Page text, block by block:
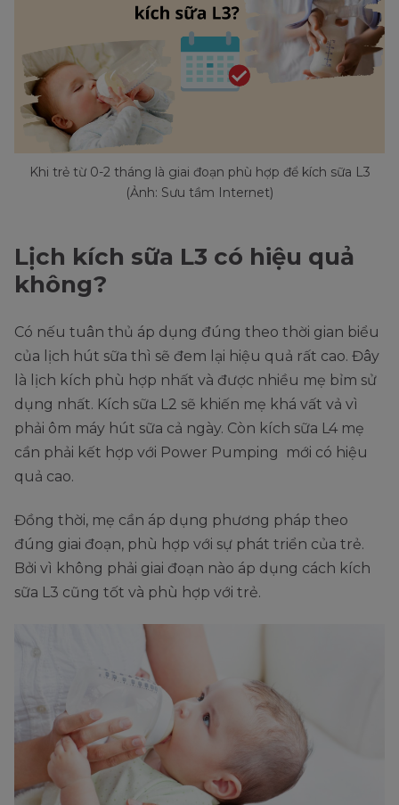
Khi trẻ từ 0-2 tháng là giai đoạn phù hợp để kích sữa L3
(Ảnh: Sưu tầm Internet)
Lịch kích sữa L3 có hiệu quả
không?
Có nếu tuân thủ áp dụng đúng theo thời gian biểu
của lịch hút sữa thì sẽ đem lại hiệu quả rất cao. Đây
là lịch kích phù hợp nhất và được nhiều mẹ bỉm sử
dụng nhất. Kích sữa L2 sẽ khiến mẹ khá vất vả vì
phải ôm máy hút sữa cả ngày. Còn kích sữa L4 mẹ
cần phải kết hợp với Power Pumping mới có hiệu
quả cao.
Đồng thời, mẹ cần áp dụng phương pháp theo
đúng giai đoạn, phù hợp với sự phát triển của trẻ.
Bởi vì không phải giai đoạn nào áp dụng cách kích
sữa L3 cũng tốt và phù hợp với trẻ.